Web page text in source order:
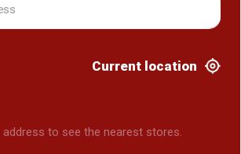
Current location
address to see the nearest stores.